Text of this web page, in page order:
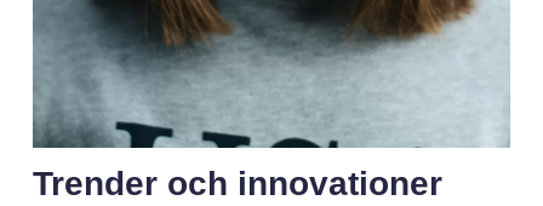
Trender och innovationer